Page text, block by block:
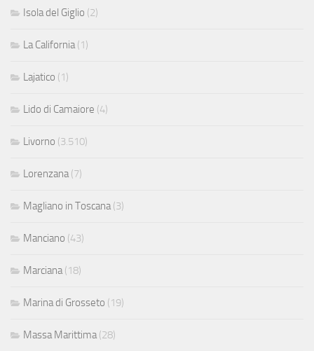
Isola del Giglio (2)
La California (1)
Lajatico (1)
Lido di Camaiore (4)
Livorno (3.510)
Lorenzana (7)
Magliano in Toscana (3)
Manciano (43)
Marciana (18)
Marina di Grosseto (19)
Massa Marittima (28)